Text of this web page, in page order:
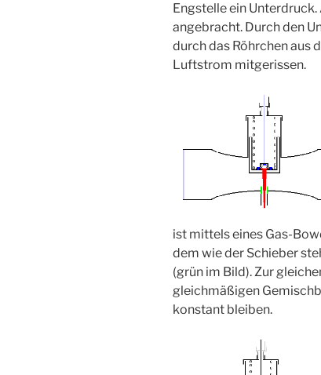
Engstelle ein
angebracht. Durch den
durch das Röhrchen aus
Luftstrom mitgerissen.
ist mittels eines Gas-
dem wie der Schieber
(grün im Bild). Zur
gleichmäßigen
konstant bleiben.